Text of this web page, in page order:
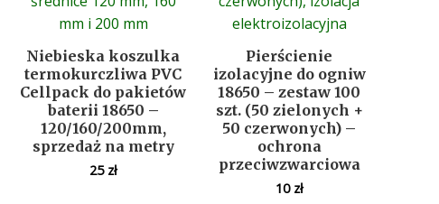
Niebieska koszulka
termokurczliwa PVC
Cellpack do pakietów
baterii 18650 –
120/160/200mm,
sprzedaż na metry
25 zł
Pierścienie
izolacyjne do ogniw
18650 – zestaw 100
szt. (50 zielonych +
50 czerwonych) –
ochrona
przeciwzwarciowa
10 zł